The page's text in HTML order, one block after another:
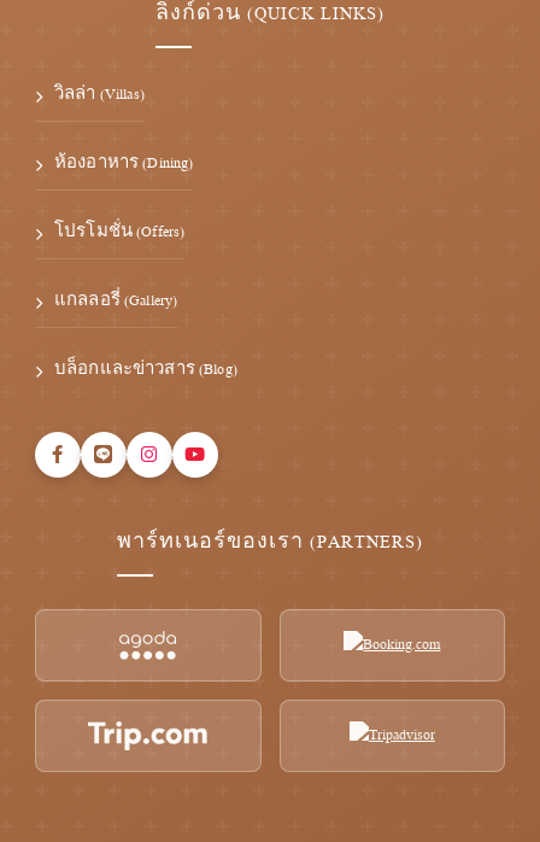
ลิงก์ด่วน (QUICK LINKS)
วิลล่า (Villas)
ห้องอาหาร (Dining)
โปรโมชั่น (Offers)
แกลลอรี่ (Gallery)
บล็อกและข่าวสาร (Blog)
พาร์ทเนอร์ของเรา (PARTNERS)